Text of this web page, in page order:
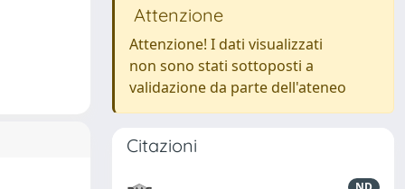
Attenzione
Attenzione! I dati visualizzati
non sono stati sottoposti a
validazione da parte dell'ateneo
Citazioni